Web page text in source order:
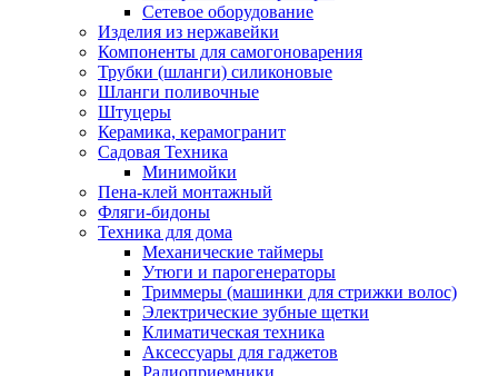
Сетевое оборудование
Изделия из нержавейки
Компоненты для самогоноварения
Трубки (шланги) силиконовые
Шланги поливочные
Штуцеры
Керамика, керамогранит
Садовая Техника
Минимойки
Пена-клей монтажный
Фляги-бидоны
Техника для дома
Механические таймеры
Утюги и парогенераторы
Триммеры (машинки для стрижки волос)
Электрические зубные щетки
Климатическая техника
Аксессуары для гаджетов
Радиоприемники